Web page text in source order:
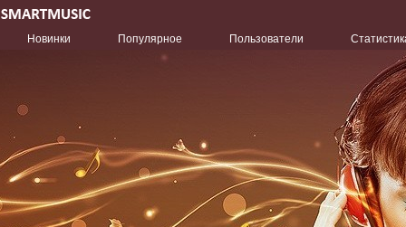
Новинки Популярное Пользователи